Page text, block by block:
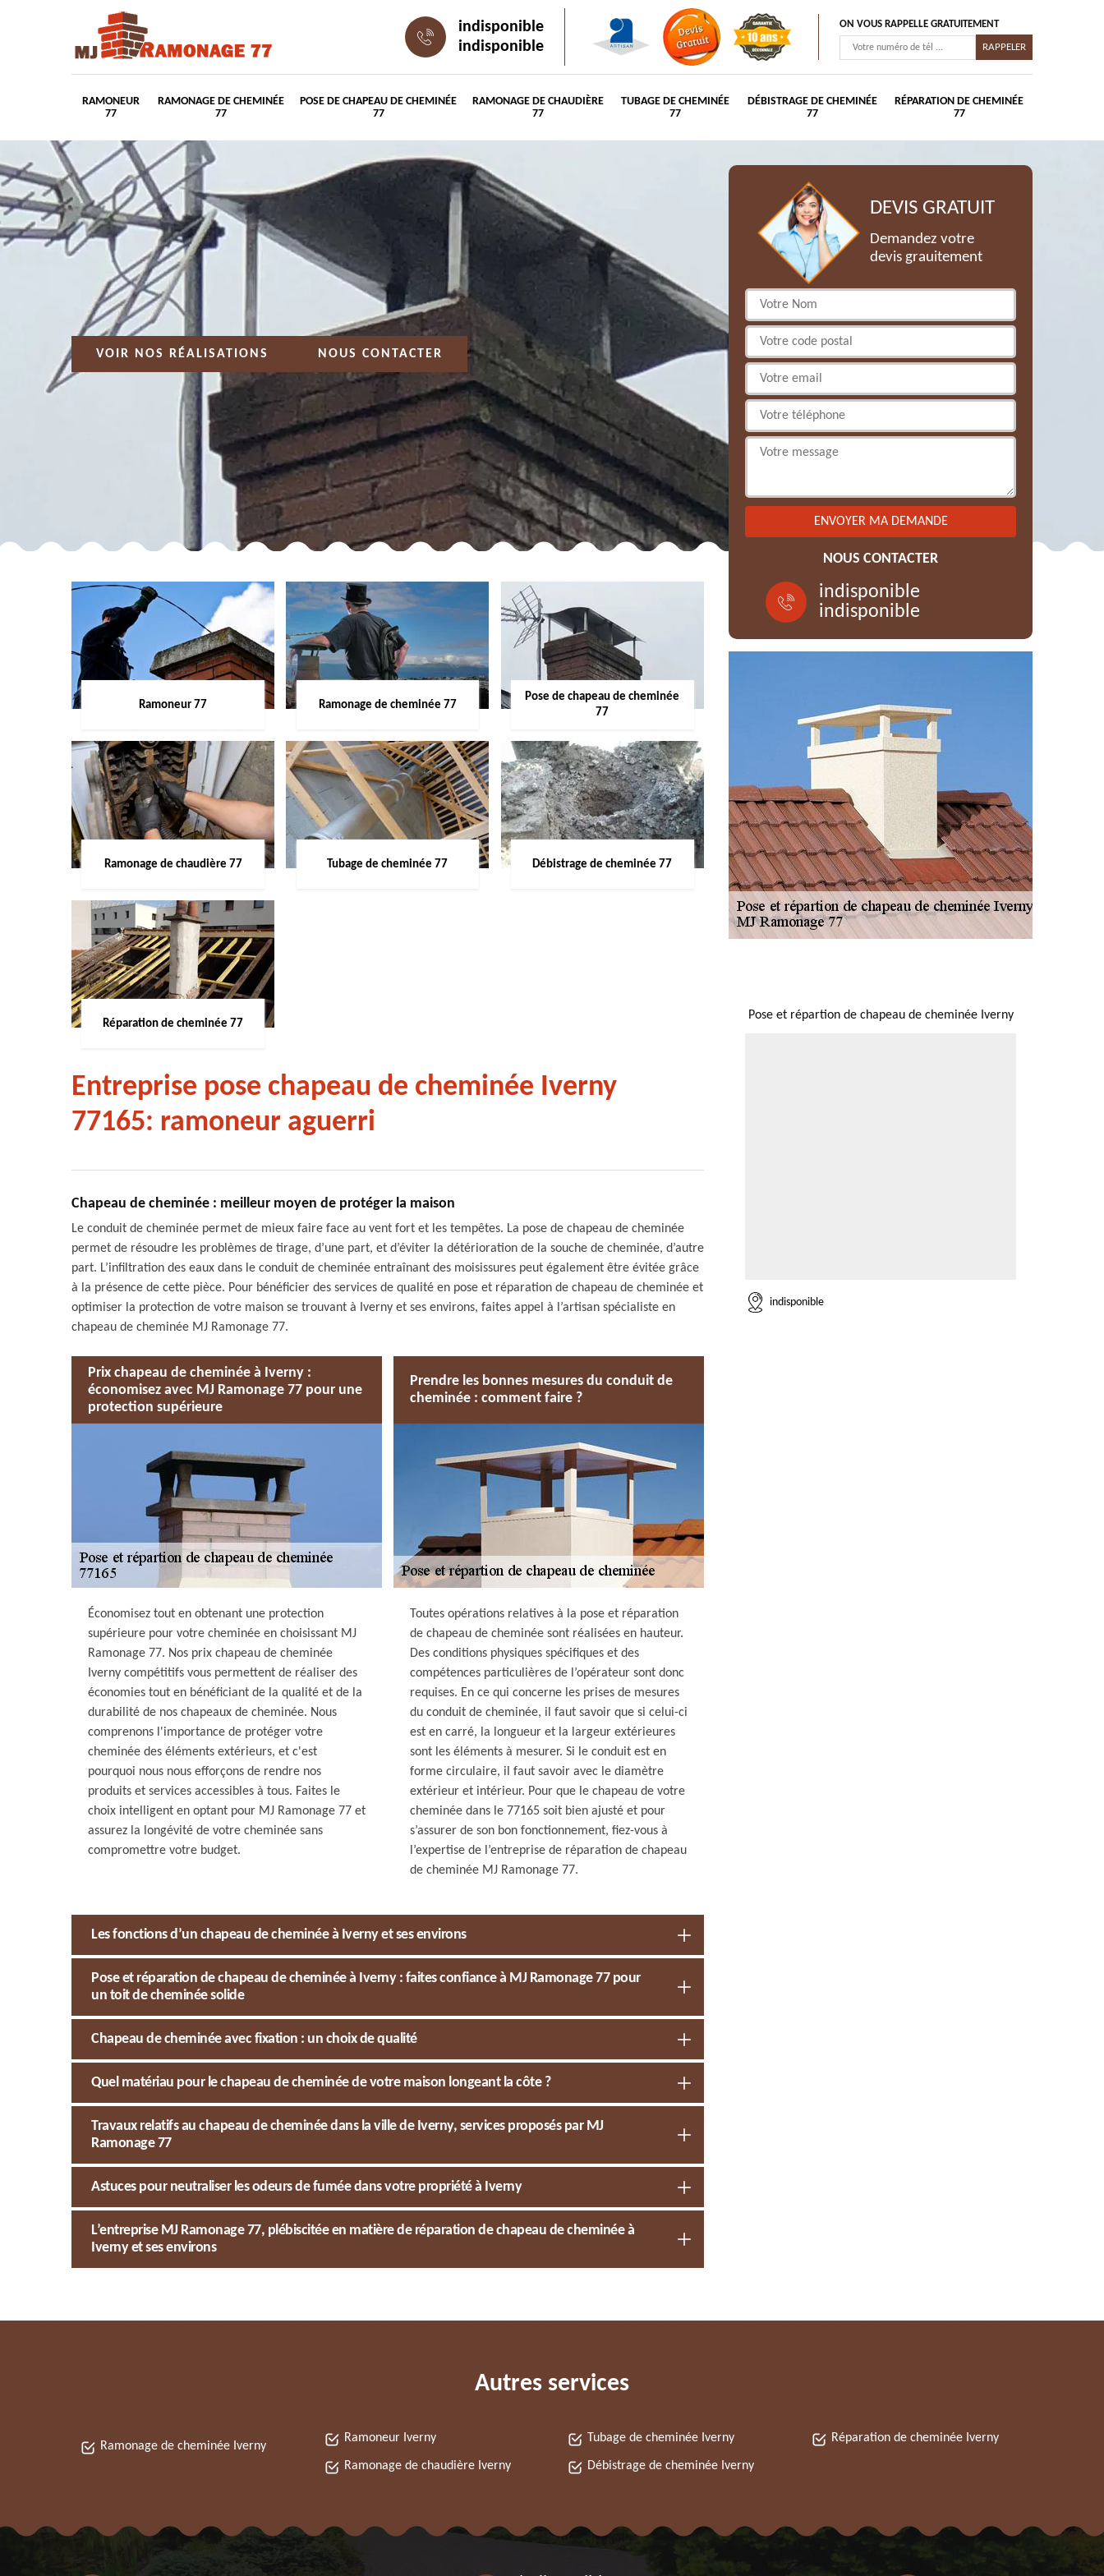
indisponible
indisponible
ON VOUS RAPPELLE GRATUITEMENT
RAMONEUR
77
RAMONAGE DE CHEMINÉE
77
POSE DE CHAPEAU DE CHEMINÉE
77
RAMONAGE DE CHAUDIÈRE
77
TUBAGE DE CHEMINÉE
77
DÉBISTRAGE DE CHEMINÉE
77
RÉPARATION DE CHEMINÉE
77
VOIR NOS RÉALISATIONS NOUS CONTACTER
Ramoneur 77 Ramonage de cheminée 77
Pose de chapeau de cheminée
77
Ramonage de chaudière 77 Tubage de cheminée 77 Débistrage de cheminée 77
Réparation de cheminée 77
Entreprise pose chapeau de cheminée Iverny
77165: ramoneur aguerri
Chapeau de cheminée : meilleur moyen de protéger la maison
Le conduit de cheminée permet de mieux faire face au vent fort et les tempêtes. La pose de chapeau de cheminée
permet de résoudre les problèmes de tirage, d’une part, et d’éviter la détérioration de la souche de cheminée, d’autre
part. L’infiltration des eaux dans le conduit de cheminée entraînant des moisissures peut également être évitée grâce
à la présence de cette pièce. Pour bénéficier des services de qualité en pose et réparation de chapeau de cheminée et
optimiser la protection de votre maison se trouvant à Iverny et ses environs, faites appel à l’artisan spécialiste en
chapeau de cheminée MJ Ramonage 77.
Prix chapeau de cheminée à Iverny :
économisez avec MJ Ramonage 77 pour une
protection supérieure
Économisez tout en obtenant une protection
supérieure pour votre cheminée en choisissant MJ
Ramonage 77. Nos prix chapeau de cheminée
Iverny compétitifs vous permettent de réaliser des
économies tout en bénéficiant de la qualité et de la
durabilité de nos chapeaux de cheminée. Nous
comprenons l'importance de protéger votre
cheminée des éléments extérieurs, et c'est
pourquoi nous nous efforçons de rendre nos
produits et services accessibles à tous. Faites le
choix intelligent en optant pour MJ Ramonage 77 et
assurez la longévité de votre cheminée sans
compromettre votre budget.
Prendre les bonnes mesures du conduit de
cheminée : comment faire ?
Toutes opérations relatives à la pose et réparation
de chapeau de cheminée sont réalisées en hauteur.
Des conditions physiques spécifiques et des
compétences particulières de l’opérateur sont donc
requises. En ce qui concerne les prises de mesures
du conduit de cheminée, il faut savoir que si celui-ci
est en carré, la longueur et la largeur extérieures
sont les éléments à mesurer. Si le conduit est en
forme circulaire, il faut savoir avec le diamètre
extérieur et intérieur. Pour que le chapeau de votre
cheminée dans le 77165 soit bien ajusté et pour
s’assurer de son bon fonctionnement, fiez-vous à
l’expertise de l’entreprise de réparation de chapeau
de cheminée MJ Ramonage 77.
Les fonctions d’un chapeau de cheminée à Iverny et ses environs
Pose et réparation de chapeau de cheminée à Iverny : faites confiance à MJ Ramonage 77 pour
un toit de cheminée solide
Chapeau de cheminée avec fixation : un choix de qualité
Quel matériau pour le chapeau de cheminée de votre maison longeant la côte ?
Travaux relatifs au chapeau de cheminée dans la ville de Iverny, services proposés par MJ
Ramonage 77
Astuces pour neutraliser les odeurs de fumée dans votre propriété à Iverny
L’entreprise MJ Ramonage 77, plébiscitée en matière de réparation de chapeau de cheminée à
Iverny et ses environs
DEVIS GRATUIT
Demandez votre
devis grauitement
NOUS CONTACTER
indisponible
indisponible
Pose et répartion de chapeau de cheminée Iverny
indisponible
Autres services
Ramonage de cheminée Iverny
Ramoneur Iverny
Ramonage de chaudière Iverny
Tubage de cheminée Iverny
Débistrage de cheminée Iverny
Réparation de cheminée Iverny